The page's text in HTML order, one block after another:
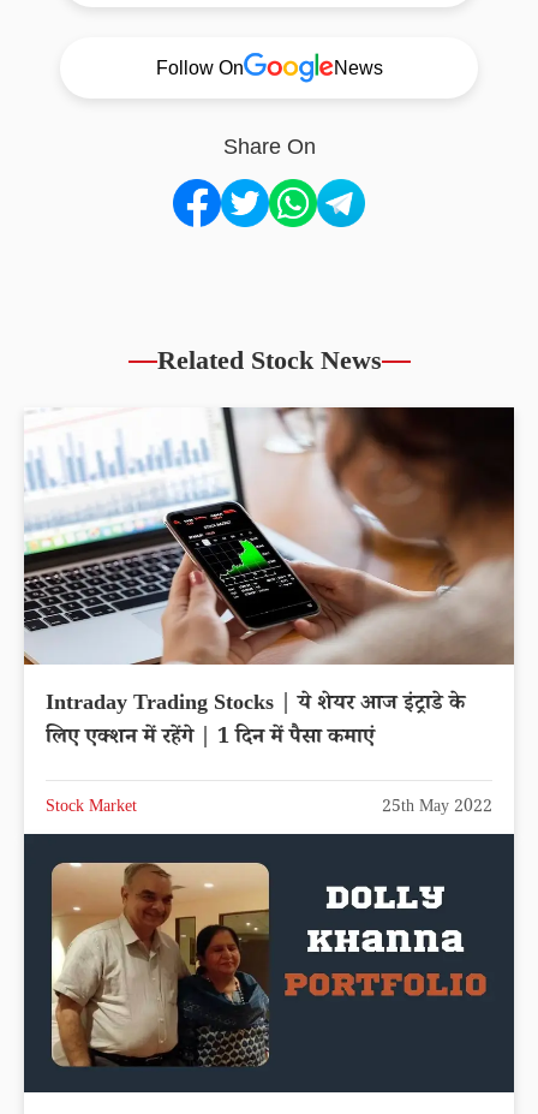
Follow On News
Share On
Related Stock News
Intraday Trading Stocks | ये शेयर आज इंट्राडे के
लिए एक्शन में रहेंगे | 1 दिन में पैसा कमाएं
Stock Market 25th May 2022